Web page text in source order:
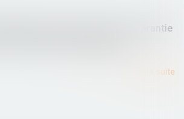
de la clause de non garantie
Protection de l'acquéreur
Lire la suite